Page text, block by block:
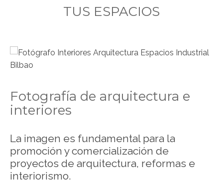
TUS ESPACIOS
Fotografía de arquitectura e
interiores
La imagen es fundamental para la
promoción y comercialización de
proyectos de arquitectura, reformas e
interiorismo.